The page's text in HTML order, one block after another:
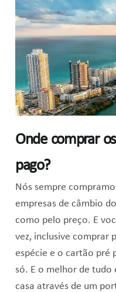
Onde comprar
pago?
Nós sempre
empresas de câmbio
como pelo preço. E
vez, inclusive comprar
espécie e o cartão pré
só. E o melhor de tudo
casa através de um